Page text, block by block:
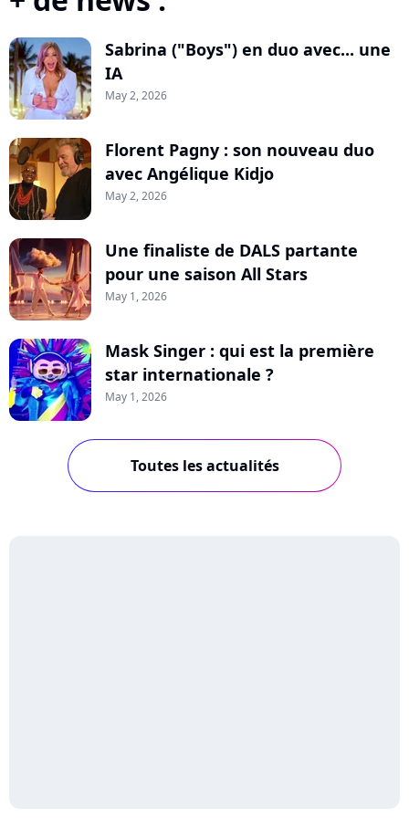
Sabrina ("Boys") en duo avec... une
IA
May 2, 2026
Florent Pagny : son nouveau duo
avec Angélique Kidjo
May 2, 2026
Une finaliste de DALS partante
pour une saison All Stars
May 1, 2026
Mask Singer : qui est la première
star internationale ?
May 1, 2026
Toutes les actualités